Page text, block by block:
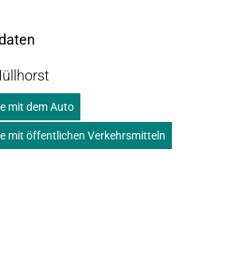
mit dem Auto
mit öffentlichen Verkehrsmitteln